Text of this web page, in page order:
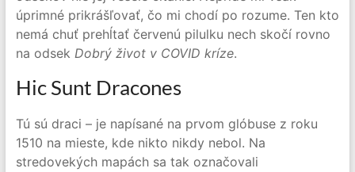
úprimné prikrášľovať, čo mi chodí po rozume. Ten kto
nemá chuť prehĺtať červenú pilulku nech skočí rovno
na odsek Dobrý život v COVID kríze.
Hic Sunt Dracones
Tú sú draci – je napísané na prvom glóbuse z roku
1510 na mieste, kde nikto nikdy nebol. Na
stredovekých mapách sa tak označovali